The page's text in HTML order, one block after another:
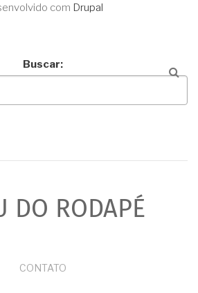
com Drupal
Buscar
DO RODAPÉ
CONTATO